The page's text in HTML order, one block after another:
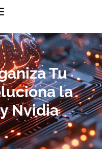
Tu
la
Nvidia